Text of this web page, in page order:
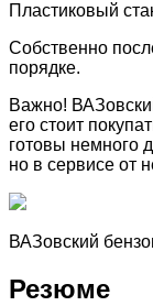
Пластиковый
Собственно
порядке.
Важно!
его стоит
готовы немного
но в сервисе от
ВАЗовский
Резюме